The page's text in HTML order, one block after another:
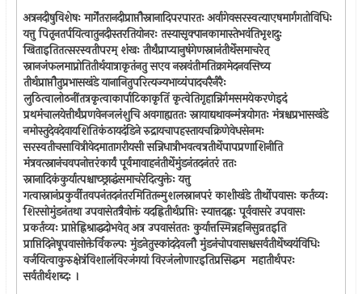
अत्रनदीषुविशेषः मार्गेंतरानदीप्राप्तौस्नानादिपरपारतः अर्वागेवसरस्वत्याएषमार्गगतोविधिः
यत्तु पितृनतर्पयित्वातुनदीस्तरतियोनरः तस्यासृक्पानकामास्तेभवंतिभृशदुः
खिताइतितत्सरस्वतीपरम् शंखः तीर्थंप्राप्यानुषंगेणस्नानंतीर्थेसमाचरेत्
स्नानजंफलमाप्नोतितीर्थयात्राकृतंनतु सएव नस्रवंतीमतिक्रामेदनवसिच्य
तीर्थप्राप्तौतुप्रभासखंडे यानानितुपरित्यज्यभाव्यंपादचरैर्नरैः
लुठित्वालोठनींतत्रकृत्वाकार्पाटिकाकृतिं कृत्वेतिगृहान्निर्गमसमयेकरणेइदं
प्रथमंचालयेत्तीर्थंप्रणवेनजलंशुचि अवगाह्यततः स्नायाद्यथावन्मंत्रयोगतः मंत्रश्चप्रभासखंडे
नमोस्तुदेवदेवायशितिकंठायदंडिने रुद्रायचापहस्तायचक्रिणेवेधसेनमः
सरस्वतीचसावित्रीवेदमातागरीयसी सन्निधात्रीभवत्वत्रतीर्थेपापप्रणाशिनीति
मंत्रवत्स्नानंचवपनोत्तरंकार्यं पूर्वमावाहनंतीर्थेमुंडनंतदनंतरं ततः
स्नानादिकंकुर्यात्पश्चाच्छ्राद्धंसमाचरेदित्युक्तेः यत्तु
गत्वास्नानंप्रकुर्वीतवपनंतदनंतरमितितन्मुशलस्नानपरं काशीखंडे तीर्थोपवासः कर्तव्यः
शिरसोमुंडनंतथा उपवासेतत्रैवोक्तं यदह्नितीर्थप्रप्तिः स्यात्तदह्नः पूर्ववासरे उपवासः
प्रकर्तव्यः प्राप्तेह्निश्राद्धदोभवेत् अत्र उपवासंततः कुर्यात्तस्मिन्नहनिसुव्रतइति
प्राप्तिदिनेषूपवासोक्तेर्विकल्पः मुंडनेतुस्कांददेवलौ मुंडनंचोपवासश्चसर्वतीर्थेष्वयंविधिः
वर्जयित्वाकुरुक्षेत्रंविशालंविरजंगयां विरजंलोणारइतिप्रसिद्धम ‍ महातीर्थपरः
सर्वतीर्थशब्दः ।